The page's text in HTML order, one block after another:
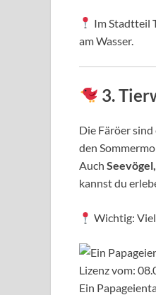
Im Stadtteil
am Wasser.
3.
Die Färöer
den
Auch
kannst du
Wichtig:
Ein